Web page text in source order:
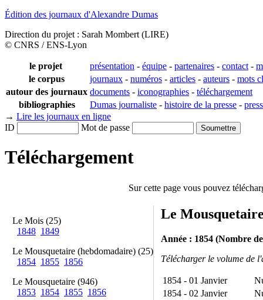
Édition des journaux d'Alexandre Dumas
Direction du projet : Sarah Mombert (LIRE)
© CNRS / ENS-Lyon
le projet présentation - équipe - partenaires - contact -
le corpus
journaux - numéros - articles - auteurs - mots
autour des journaux documents - iconographies - téléchargement
bibliographies
Dumas journaliste - histoire de la presse -
→ Lire les journaux en ligne
ID
Mot de passe
Téléchargement
Sur cette page vous pouvez
Le Mois (25)
1848 1849
Le Mousquetaire (hebdomadaire) (25)
1854 1855 1856
Le Mousquetaire (946)
1853 1854 1855 1856
Le
Année : 1854 (Nombre
Télécharger le volume de
1854 - 01 Janvier
1854 - 02 Janvier